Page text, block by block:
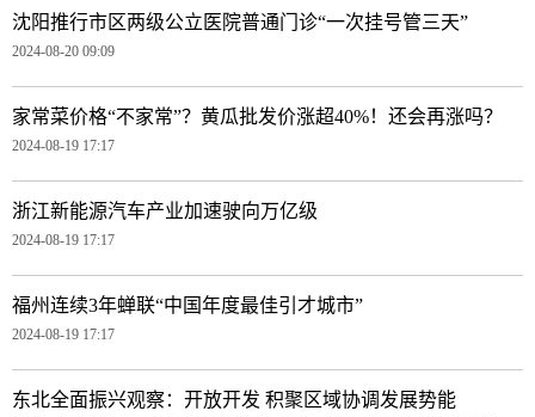
沈阳推行市区两级公立医院普通门诊“一次挂号管三天”
2024-08-20 09:09
家常菜价格“不家常”？黄瓜批发价涨超40%！还会再涨吗？
2024-08-19 17:17
浙江新能源汽车产业加速驶向万亿级
2024-08-19 17:17
福州连续3年蝉联“中国年度最佳引才城市”
2024-08-19 17:17
东北全面振兴观察：开放开发 积聚区域协调发展势能